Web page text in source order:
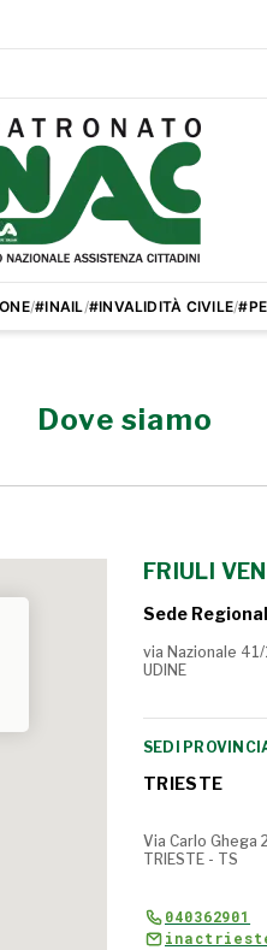
/#INAIL/#INVALIDITÀ CIVILE/
Dove siamo
FRIULI
Sede
via Nazionale
UDINE
SEDI
TRIESTE
Via Carlo Ghega
TRIESTE - TS
040362901